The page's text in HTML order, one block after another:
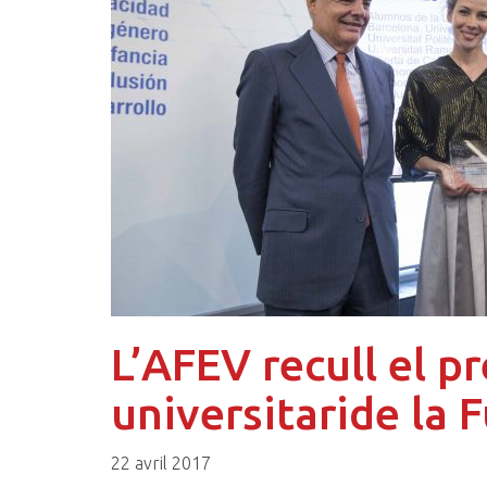
L’AFEV recull el
universitaride la
22 avril 2017